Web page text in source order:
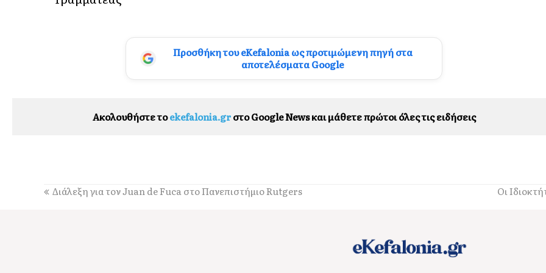
Προσθήκη του eKefalonia ως προτιμώμενη πηγή στα
αποτελέσματα Google
Ακολουθήστε τοekefalonia.grστο Google News και μάθετε πρώτοι όλες τις ειδήσεις
Διάλεξη για τον Juan de Fuca στο Πανεπιστήμιο Rutgers Οι